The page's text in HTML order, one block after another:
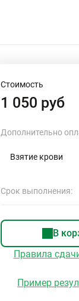
Стоимость
1 050 руб
Дополнительно
Взятие крови
Срок выполнения:
В
Правила
Пример